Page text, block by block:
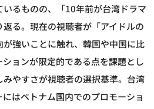
るものの、「10年前が台湾ドラマ
る。現在の視聴者が「アイドルの
強いことに触れ、韓国や中国に比
ョンが限定的である点を課題とし
やすさが視聴者の選択基準。台湾
はベトナム国内でのプロモーショ